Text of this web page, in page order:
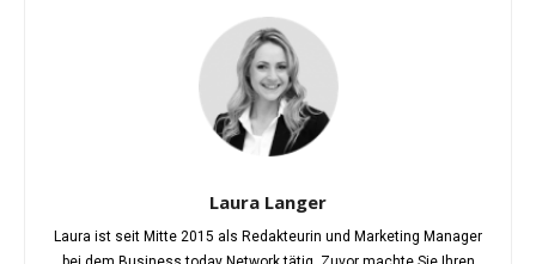
Laura Langer
Laura ist seit Mitte 2015 als Redakteurin und Marketing Manager